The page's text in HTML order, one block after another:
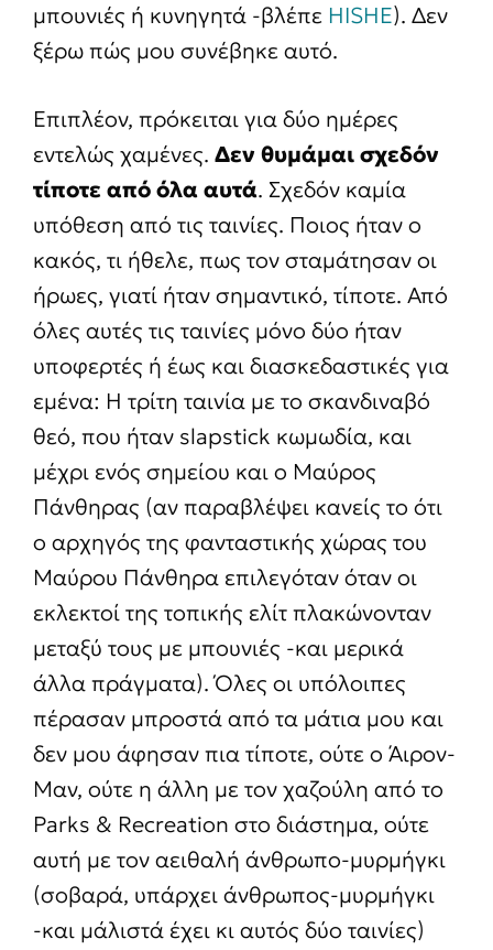
μπουνιές ή κυνηγητά -βλέπε HISHE). Δεν
ξέρω πώς μου συνέβηκε αυτό.
Επιπλέον, πρόκειται για δύο ημέρες
εντελώς χαμένες. Δεν θυμάμαι σχεδόν
τίποτε από όλα αυτά. Σχεδόν καμία
υπόθεση από τις ταινίες. Ποιος ήταν ο
κακός, τι ήθελε, πως τον σταμάτησαν οι
ήρωες, γιατί ήταν σημαντικό, τίποτε. Από
όλες αυτές τις ταινίες μόνο δύο ήταν
υποφερτές ή έως και διασκεδαστικές για
εμένα: Η τρίτη ταινία με το σκανδιναβό
θεό, που ήταν slapstick κωμωδία, και
μέχρι ενός σημείου και ο Μαύρος
Πάνθηρας (αν παραβλέψει κανείς το ότι
ο αρχηγός της φανταστικής χώρας του
Μαύρου Πάνθηρα επιλεγόταν όταν οι
εκλεκτοί της τοπικής ελίτ πλακώνονταν
μεταξύ τους με μπουνιές -και μερικά
άλλα πράγματα). Όλες οι υπόλοιπες
πέρασαν μπροστά από τα μάτια μου και
δεν μου άφησαν πια τίποτε, ούτε ο Άιρον-
Μαν, ούτε η άλλη με τον χαζούλη από το
Parks & Recreation στο διάστημα, ούτε
αυτή με τον αειθαλή άνθρωπο-μυρμήγκι
(σοβαρά, υπάρχει άνθρωπος-μυρμήγκι
-και μάλιστά έχει κι αυτός δύο ταινίες)